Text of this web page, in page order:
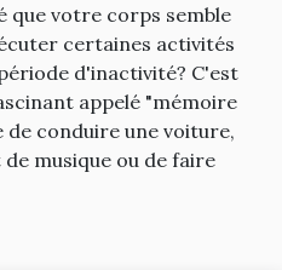
que votre corps semble
certaines activités
d'inactivité? C'est
appelé "mémoire
de conduire une voiture,
musique ou de faire